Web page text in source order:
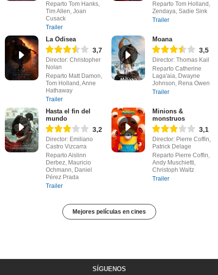
Reparto Tom Hanks,
Tim Allen, Joan
Cusack
Trailer
Reparto Tom Holland,
Zendaya, Sadie Sink
Trailer
La Odisea
3,7
Director: Christopher
Nolan
Reparto Matt Damon,
Tom Holland, Anne
Hathaway
Trailer
Moana
3,5
Director: Thomas Kail
Reparto Catherine
Laga'aia, Dwayne
Johnson, Rena Owen
Trailer
Hasta el fin del
mundo
3,2
Director: Emiliano
Castro Vizcarra
Reparto Aislinn
Derbez, Mauricio
Ochmann, Daniel
Pérez Prada
Trailer
Minions &
monstruos
3,1
Director: Pierre Coffin,
Patrick Delage
Reparto Pierre Coffin,
Andy Muschietti,
Christoph Waltz
Trailer
Mejores películas en cines
SÍGUENOS